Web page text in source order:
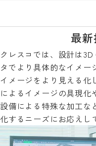
最
クレスコでは、設計は
タでより具体的なイメー
イメージをより見える化
によるイメージの具現
設備による特殊な加工な
化するニーズにお応えし